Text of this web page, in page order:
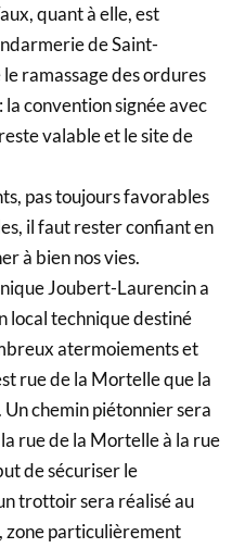
quant à elle, est
de Saint-
ramassage des ordures
la convention signée avec
valable et le site de
pas toujours favorables
il faut rester confiant en
à bien nos vies.
Joubert-Laurencin a
local technique destiné
atermoiements et
rue de la Mortelle que la
chemin piétonnier sera
rue de la Mortelle à la rue
de sécuriser le
trottoir sera réalisé au
zone particulièrement